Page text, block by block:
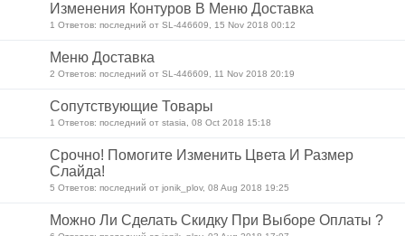
Изменения Контуров В Меню Доставка
1 Ответов: последний от SL-446609, 15 Nov 2018 00:12
Меню Доставка
2 Ответов: последний от SL-446609, 11 Nov 2018 20:19
Сопутствующие Товары
1 Ответов: последний от stasia, 08 Oct 2018 15:18
Срочно! Помогите Изменить Цвета И Размер
Слайда!
5 Ответов: последний от jonik_plov, 08 Aug 2018 19:25
Можно Ли Сделать Скидку При Выборе Оплаты ?